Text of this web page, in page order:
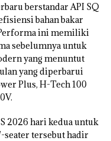
berstandar API SQ
bahan bakar
ini memiliki
sebelumnya untuk
yang menuntut
yang diperbarui
Plus, H-Tech 100
2026 hari kedua untuk
seater tersebut hadir